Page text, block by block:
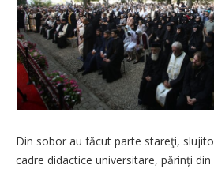
Din sobor au făcut parte stareţi,
cadre didactice universitare, părinți